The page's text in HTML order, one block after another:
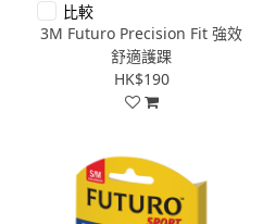
比較
3M Futuro Precision Fit 強效
舒適護踝
HK$190